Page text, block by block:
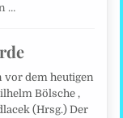
…
vor dem heutigen
Bölsche ,
(Hrsg.) Der